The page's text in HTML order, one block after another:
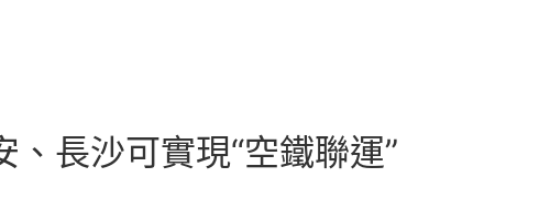
長沙可實現“空鐵聯運”